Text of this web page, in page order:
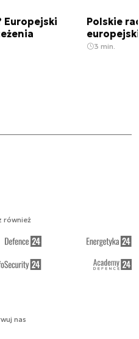
Europejski
Polskie
3 min.
nas
również